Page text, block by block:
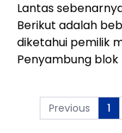
Lantas
Berikut adalah
diketahui pemilik
Penyambung
Previous 1